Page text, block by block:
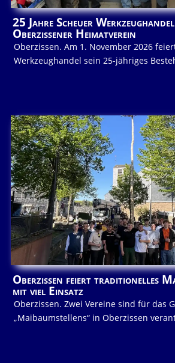
25 Jahre Scheuer
Oberzissener Heimatverein
Oberzissen. Am 1. November 2026
Werkzeughandel sein 25-jähriges
Oberzissen feiert traditionelles
mit viel Einsatz
Oberzissen. Zwei Vereine sind für das
„Maibaumstellens“ in Oberzissen